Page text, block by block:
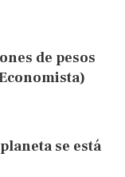
de pesos
se está